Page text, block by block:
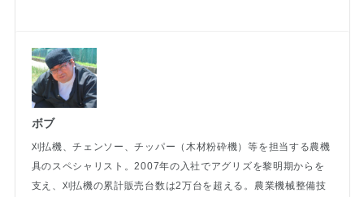
ボブ
刈払機、チェンソー、チッパー（木材粉砕機）等を担当する農機
具のスペシャリスト。2007年の入社でアグリズを黎明期からを
支え、刈払機の累計販売台数は2万台を超える。農業機械整備技